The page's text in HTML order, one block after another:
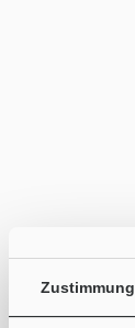
Zustimmung